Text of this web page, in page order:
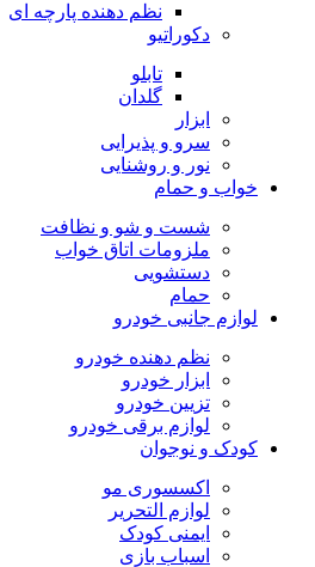
نظم دهنده پارچه ای
دکوراتیو
تابلو
گلدان
ابزار
سرو و پذیرایی
نور و روشنایی
خواب و حمام
شست و شو و نظافت
ملزومات اتاق خواب
دستشویی
حمام
لوازم جانبی خودرو
نظم دهنده خودرو
ابزار خودرو
تزیین خودرو
لوازم برقی خودرو
کودک و نوجوان
اکسسوری مو
لوازم التحریر
ایمنی کودک
اسباب بازی